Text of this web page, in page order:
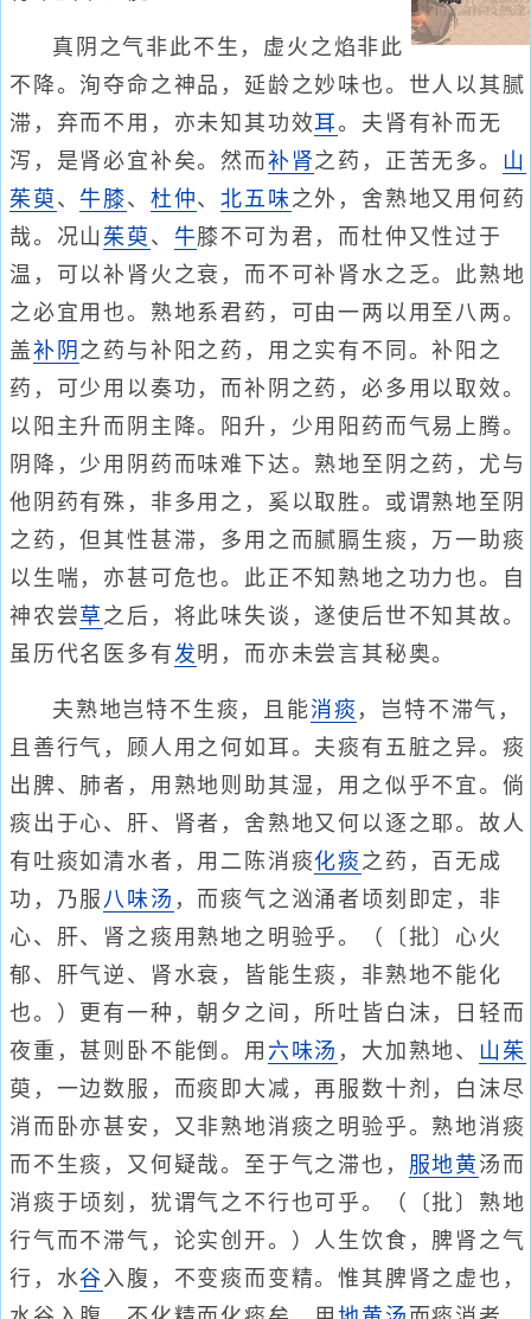
真阴之气非此不生，虚火之焰非此
不降。洵夺命之神品，延龄之妙味也。世人以其腻
滞，弃而不用，亦未知其功效耳。夫肾有补而无
泻，是肾必宜补矣。然而补肾之药，正苦无多。
山
茱萸 、 牛膝、 杜仲、北五味之外，舍熟地又用何药
哉。况山 茱萸 、 牛膝不可为君，而杜仲又性过于
温，可以补肾火之衰，而不可补肾水之乏。此熟地
之必宜用也。熟地系君药，可由一两以用至八两。
盖补阴 之药与补阳之药，用之实有不同。补阳之
药，可少用以奏功，而补阴之药，必多用以取效。
以阳主升而阴主降。阳升，少用阳药而气易上腾。
阴降，少用阴药而味难下达。熟地至阴之药，尤与
他阴药有殊，非多用之，奚以取胜。或谓熟地至阴
之药，但其性甚滞，多用之而腻膈生痰，万一助痰
以生喘，亦甚可危也。此正不知熟地之功力也。自
神农尝草 之后，将此味失谈，遂使后世不知其故。
虽历代名医多有发明，而亦未尝言其秘奥。
夫熟地岂特不生痰，且能消痰 ，岂特不滞气，
且善行气，顾人用之何如耳。夫痰有五脏之异。痰
出脾、肺者，用熟地则助其湿，用之似乎不宜。倘
痰出于心、肝、肾者，舍熟地又何以逐之耶。故人
有吐痰如清水者，用二陈消痰化痰 之药，百无成
功，乃服 八味汤 ，而痰气之汹涌者顷刻即定，非
心、肝、肾之痰用熟地之明验乎。（〔批〕心火
郁、肝气逆、肾水衰，皆能生痰，非熟地不能化
也。）更有一种，朝夕之间，所吐皆白沫，日轻而
夜重，甚则卧不能倒。用 六味汤 ，大加熟地、 山茱
萸，一边数服，而痰即大减，再服数十剂，白沫尽
消而卧亦甚安，又非熟地消痰之明验乎。熟地消痰
而不生痰，又何疑哉。至于气之滞也， 服地黄 汤而
消痰于顷刻，犹谓气之不行也可乎。（〔批〕熟地
行气而不滞气，论实创开。）人生饮食，脾肾之气
行，水谷入腹，不变痰而变精。惟其脾肾之虚也，